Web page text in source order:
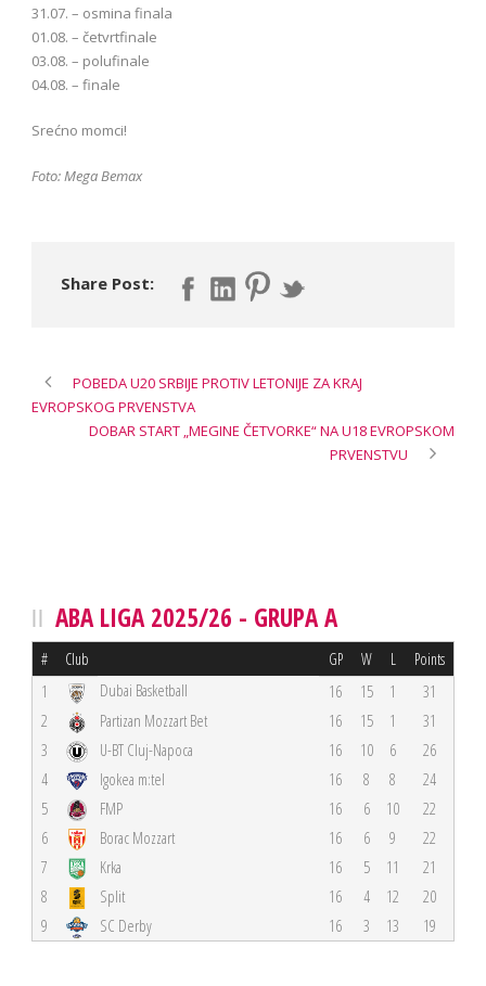
31.07. – osmina finala
01.08. – četvrtfinale
03.08. – polufinale
04.08. – finale
Srećno momci!
Foto: Mega Bemax
Share Post:
POBEDA U20 SRBIJE PROTIV LETONIJE ZA KRAJ
EVROPSKOG PRVENSTVA
DOBAR START „MEGINE ČETVORKE“ NA U18 EVROPSKOM
PRVENSTVU
ABA LIGA 2025/26 - GRUPA A
# Club GP W L Points
1 Dubai Basketball 16 15 1
31
2
Partizan Mozzart Bet 16 15 1
31
3
U-BT Cluj-Napoca 16 10 6
26
4
Igokea m:tel 16 8 8
24
5
FMP 16 6 10
22
6
Borac Mozzart 16 6 9
22
7
Krka 16 5 11
21
8
Split 16 4 12
20
9
SC Derby 16 3 13 19